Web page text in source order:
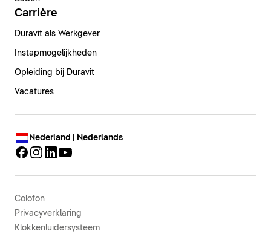
Carrière
Duravit als Werkgever
Instapmogelijkheden
Opleiding bij Duravit
Vacatures
Nederland | Nederlands
Colofon
Privacyverklaring
Klokkenluidersysteem